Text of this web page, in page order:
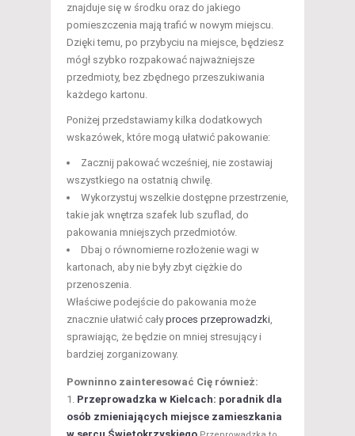
znajduje się w środku oraz do jakiego
pomieszczenia mają trafić w nowym miejscu.
Dzięki temu, po przybyciu na miejsce, będziesz
mógł szybko rozpakować najważniejsze
przedmioty, bez zbędnego przeszukiwania
każdego kartonu.
Poniżej przedstawiamy kilka dodatkowych
wskazówek, które mogą ułatwić pakowanie:
Zacznij pakować wcześniej, nie zostawiaj
wszystkiego na ostatnią chwilę.
Wykorzystuj wszelkie dostępne przestrzenie,
takie jak wnętrza szafek lub szuflad, do
pakowania mniejszych przedmiotów.
Dbaj o równomierne rozłożenie wagi w
kartonach, aby nie były zbyt ciężkie do
przenoszenia.
Właściwe podejście do pakowania może
znacznie ułatwić całyproces przeprowadzki
sprawiając, że będzie on mniej stresujący i
bardziej zorganizowany.
Powninno zainteresować Cię również:
Przeprowadzka w Kielcach: poradnik dla
osób zmieniających miejsce zamieszkania